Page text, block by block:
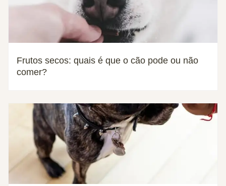
Frutos secos: quais é que o cão pode ou não
comer?